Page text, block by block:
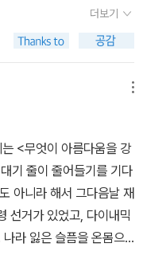
고 실력으로 보여주지
들이 바뀌어가며 자리할
은 병들고 죽어간다. 일
는 것이 정답이라고 여
자고 한다. 여성들이 남
이 여성 신체의 자연스러
과연 누구에게 좋은 일
가슴을 가진 나에 대한 만
보이는 여성을 만드는
지를 수놓는 것이라고
써 나의 몸을 나의 마음
것.여성이 거울 속에서
계속 내게 말을 걸어 왔었
때문에 친구가 귀찮았
람이라 좀 싫었었다. 근
자리에서 친근하게 굴
했었는데, 입학하고 강의
리 잡아 놨다" 하며 자
때까지 친구 옆자리
구가 점차 호감으로 바
한 날은 친구에게 내가 물
고?나처럼 될대로 되라
다.친구는 실업계 고등학
섭렵하는 과정에서 '지금
를 느꼈던 것이 아닐
는 대개 뭔가 이유가 있
벌린을 처칠이 어빙 벌
바이처가 아인슈타인으
로 오인된 사례나, 앤 머
처럼) 티나 터너로 오인된
다는 점만 같을 뿐, 외모
를 혼동하는 것은 대중의
많은 사람들에게 더 정
이다. 예를 들어 '법전' 스
보고 나니, 으이크, 내 겨
겠다, 라는 단순한 생각
제품에 대한 불만으로
보다 있지도 않은 문제
미백시켜준다고 광고
이 문제라고 지적하는 것
은 여성들은 착색된 부위
다, 그러므로 해결해야
는데 굳이 꼭 필요하지
제다'라고 지적하는게 우
어디서 엘리노어 마르크
하... 근데 책소개 읽으면
나서 망한 여자는 없단 말
자들이 더 많이 할 수 있
거 싫음 오늘도 비혼 의
될 것우리가 사랑에 갖
금해서 이 책을 샀음. 사실
고 그냥 보내버렸단 말
딘에서 서문 읽으니까 호
, 의무, 집착, 충족 불가능
나 사랑에 낭만도 없고
더보기
<무엇이 아름다움을 강
기 줄이 줄어들기를 기다
아니라 해서 그다음날 재
선거가 있었고, 다이내믹
라 잃은 슬픔을 온몸으